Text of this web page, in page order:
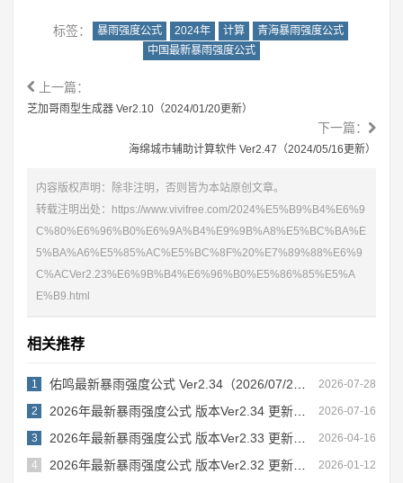
标签： 暴雨强度公式 2024年 计算
青海暴雨强度公式
中国最新暴雨强度公式
上一篇：
芝加哥雨型生成器 Ver2.10（2024/01/20更新）
下一篇：
海绵城市辅助计算软件 Ver2.47（2024/05/16更新）
内容版权声明：除非注明，否则皆为本站原创文章。
转载注明出处： https://www.vivifree.com/2024%E5%B9%B4%E6%9
C%80%E6%96%B0%E6%9A%B4%E9%9B%A8%E5%BC%BA%E
5%BA%A6%E5%85%AC%E5%BC%8F%20%E7%89%88%E6%9
C%ACVer2.23%E6%9B%B4%E6%96%B0%E5%86%85%E5%A
E%B9.html
相关推荐
2026-07-28
1 佑鸣最新暴雨强度公式 Ver2.34（2026/07/28更新）
2026-07-16
2 2026年最新暴雨强度公式 版本Ver2.34 更新内容
2026-04-16
3 2026年最新暴雨强度公式 版本Ver2.33 更新内容
2026-01-12
4 2026年最新暴雨强度公式 版本Ver2.32 更新内容